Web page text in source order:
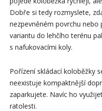
Dobře si tedy rozmyslete,
nezpevněném povrchu nebo
variantu do lehčího terénu
s nafukovacími koly.
Pořízení skládací koloběžky
neexistuje kompaktnější
zaparkujete. Navíc ho
ratolesti.